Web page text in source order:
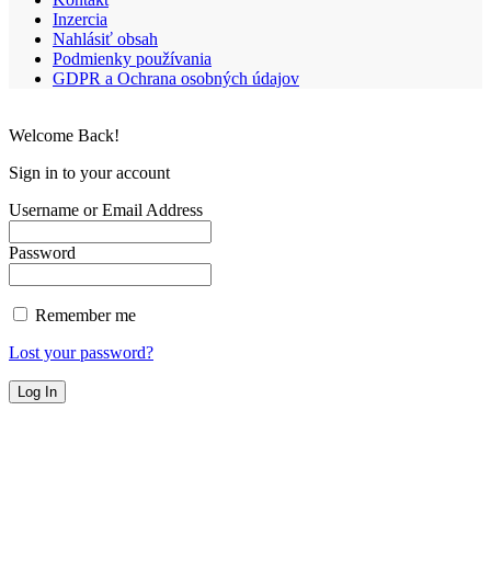
Inzercia
Nahlásiť obsah
Podmienky používania
GDPR a Ochrana osobných údajov
Welcome Back!
Sign in to your account
Username or Email Address
Password
Remember me
Lost your password?